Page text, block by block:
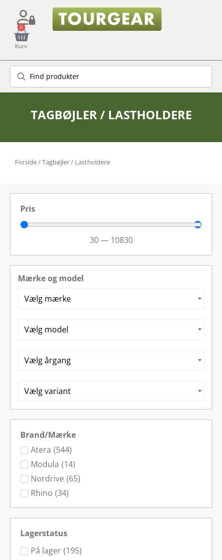
0
Kurv
TAGBØJLER / LASTHOLDERE
Forside/ Tagbøjler / Lastholdere
Pris
30 — 10830
Mærke og model
Brand/Mærke
Atera (544)
Modula (14)
Nordrive (65)
Rhino (34)
Lagerstatus
På lager (195)